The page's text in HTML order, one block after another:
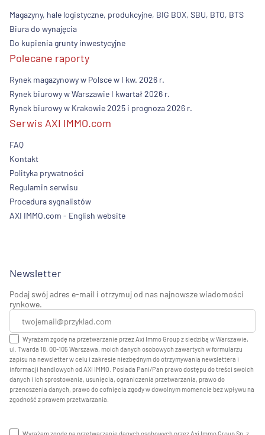
Magazyny, hale logistyczne, produkcyjne, BIG BOX, SBU, BTO, BTS
Biura do wynajęcia
Do kupienia grunty inwestycyjne
Polecane raporty
Rynek magazynowy w Polsce w I kw. 2026 r.
Rynek biurowy w Warszawie I kwartał 2026 r.
Rynek biurowy w Krakowie 2025 i prognoza 2026 r.
Serwis AXI IMMO.com
FAQ
Kontakt
Polityka prywatności
Regulamin serwisu
Procedura sygnalistów
AXI IMMO.com - English website
Newsletter
Podaj swój adres e-mail i otrzymuj od nas najnowsze wiadomości
rynkowe.
Wyrażam zgodę na przetwarzanie przez Axi Immo Group z siedzibą w Warszawie,
ul. Twarda 18, 00-105 Warszawa, moich danych osobowych zawartych w formularzu
zapisu na newsletter w celu i zakresie niezbędnym do otrzymywania newslettera i
informacji handlowych od AXI IMMO. Posiada Pani/Pan prawo dostępu do treści swoich
danych i ich sprostowania, usunięcia, ograniczenia przetwarzania, prawo do
przenoszenia danych, prawo do cofnięcia zgody w dowolnym momencie bez wpływu na
zgodność z prawem przetwarzania.